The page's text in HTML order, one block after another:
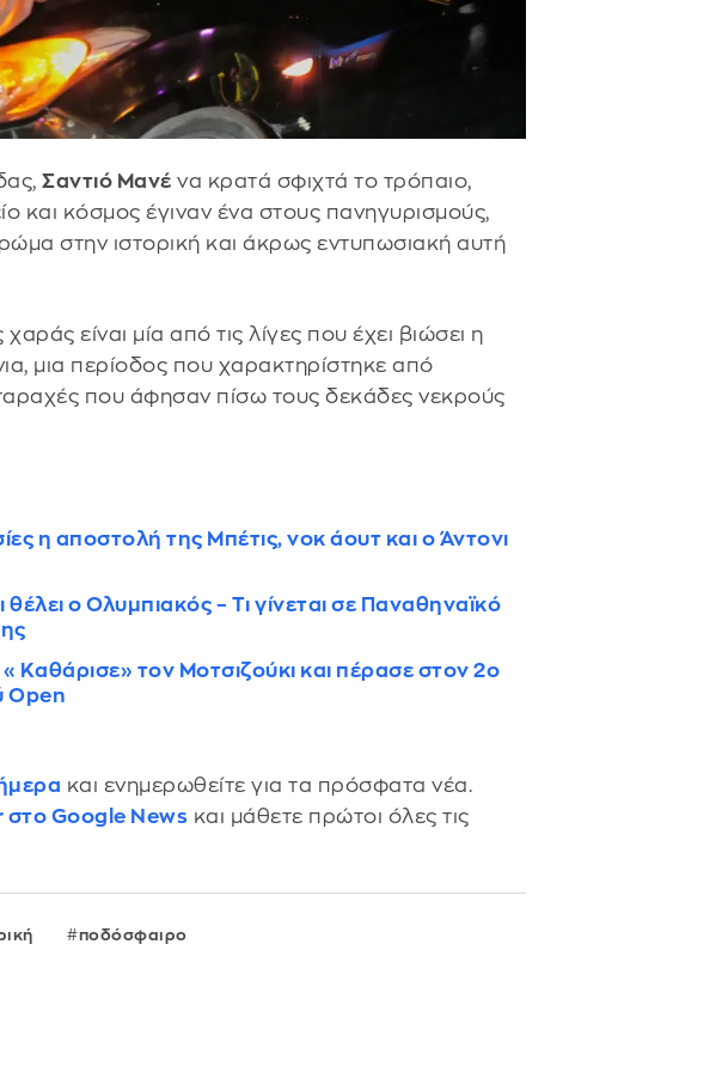
Σαντιό Μανέ να κρατά σφιχτά το τρόπαιο,
και κόσμος έγιναν ένα στους πανηγυρισμούς,
στην ιστορική και άκρως εντυπωσιακή αυτή
είναι μία από τις λίγες που έχει βιώσει η
μια περίοδος που χαρακτηρίστηκε από
που άφησαν πίσω τους δεκάδες νεκρούς
η αποστολή της Μπέτις, νοκ άουτ και ο Άντονι
θέλει ο Ολυμπιακός – Tι γίνεται σε Παναθηναϊκό
«Καθάρισε» τον Μοτσιζούκι και πέρασε στον 2ο
Open
και ενημερωθείτε για τα πρόσφατα νέα.
στο Google News και μάθετε πρώτοι όλες τις
ποδόσφαιρο